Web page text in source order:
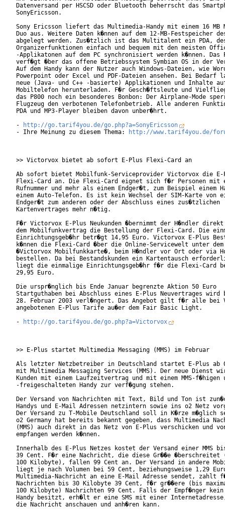
Datenversand per HSCSD oder Bluetooth beherrscht das
SonyEricsson.
Sony Ericsson liefert das Multimedia-Handy mit einem 16 MB
Duo aus. Weitere Daten k�nnen auf dem 12-MB-Festspeicher
abgelegt werden. Zus�tzlich ist das Multitalent ein PDA,
Organizerfunktionen einfach und bequem mit den meisten
-Applikatonen auf dem PC synchronisiert werden k�nnen. Das
verf�gt �ber das offene Betriebssystem Symbian OS in der
Auf dem Handy kann der Nutzer auch Windows-Dateien, wie
Powerpoint oder Excel und PDF-Dateien ansehen. Bei Bedarf
neue (Java- und C++ -basierte) Applikationen und Inhalte
Mobiltelefon herunterladen. F�r Gesch�ftsleute und
das P800 noch ein besonderes Bonbon: Der Airplane-Mode
Flugzeug den verbotenen Telefonbetrieb. Alle anderen
PDA und MP3-Player bleiben davon unber�hrt.
-
http://go.tarif4you.de/go.php?a=SonyEricsson
- Ihre Meinung zu diesem Thema:
http://www.tarif4you.de/
>> Victorvox bietet ab sofort E-Plus Flexi-Card an
Ab sofort bietet Mobilfunk-Serviceprovider Victorvox die E-
Flexi-Card an. Die Flexi-Card eignet sich f�r Personen mit
Rufnummer und mehr als einem Endger�t, zum Beispiel einem
einem Auto-Telefon. Es ist kein Wechsel der SIM-Karte von
Endger�t zum anderen oder der Abschluss eines zus�tzlichen
Kartenvertrages mehr n�tig.
F�r Victorvox E-Plus Neukunden �bernimmt der H�ndler
dem Mobilfunkvertrag die Bestellung der Flexi-Card. Die
Einrichtungsgeb�hr betr�gt 14,95 Euro. Victorvox E-Plus
k�nnen die Flexi-Card �ber die Online-Servicewelt unter dem
�Victorvox Mobilfunkkarte�, beim H�ndler vor Ort oder via
bestellen. Da bei Bestandskunden ein Kartentausch
liegt die einmalige Einrichtungsgeb�hr f�r die Flexi-Card
29,95 Euro.
Die urspr�nglich bis Ende Januar begrenzte Aktion 50 Euro
Startguthaben bei Abschluss eines E-Plus Neuvertrages wird
28. Februar 2003 verl�ngert. Das Angebot gilt f�r alle bei
angebotenen E-Plus Tarife au�er dem Fair Basic Light.
-
http://go.tarif4you.de/go.php?a=Victorvox
>> E-Plus startet Multimedia Messaging (MMS) im Februar
Als letzter Netzbetreiber in Deutschland startet E-Plus ab
mit Multimedia Messaging Services (MMS). Der neue Dienst
Kunden mit einem Laufzeitvertrag und mit einem MMS-f�higen
-freigeschalteten Handy zur verf�gung stehen.
Der Versand von Nachrichten mit Text, Bild und Ton ist
Handys und E-Mail Adressen netzintern sowie ins o2 Netz
Der Versand zu T-Mobile Deutschland soll in K�rze m�glich
o2 Germany hat bereits bekannt gegeben, dass Multimedia
(MMS) auch direkt in das Netz von E-Plus verschicken und
empfangen werden k�nnen.
Innerhalb des E-Plus Netzes kostet der Versand einer MMS
39 Cent. F�r eine Nachricht, die diese Gr��e �berschreitet
100 Kilobyte), fallen 99 Cent an. Der Versand in andere
liegt je nach Volumen bei 59 Cent, beziehungsweise 1,29
Multimedia-Nachricht an eine E-Mail Adresse sendet, zahlt
Nachrichten bis 30 Kilobyte 39 Cent, f�r gr��ere (bis
100 Kilobyte) Nachrichten 99 Cent. Falls der Empf�nger kein
Handy besitzt, erh�lt er eine SMS mit einer
die Nachricht anschauen und anh�ren kann.